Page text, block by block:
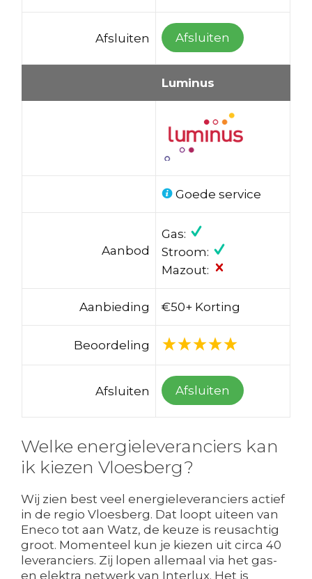
Afsluiten Afsluiten
Luminus
Goede service
Aanbod
Gas:
Stroom:
Mazout:
Aanbieding €50+ Korting
Beoordeling
Afsluiten Afsluiten
Welke energieleveranciers kan
ik kiezen Vloesberg?
Wij zien best veel energieleveranciers actief
in de regio Vloesberg. Dat loopt uiteen van
Eneco tot aan Watz, de keuze is reusachtig
groot. Momenteel kun je kiezen uit circa 40
leveranciers. Zij lopen allemaal via het gas-
en elektra netwerk van Interlux. Het is